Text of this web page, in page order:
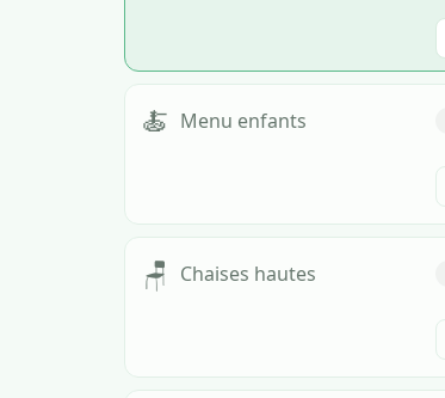
🍝 Menu enfants
🪑 Chaises hautes